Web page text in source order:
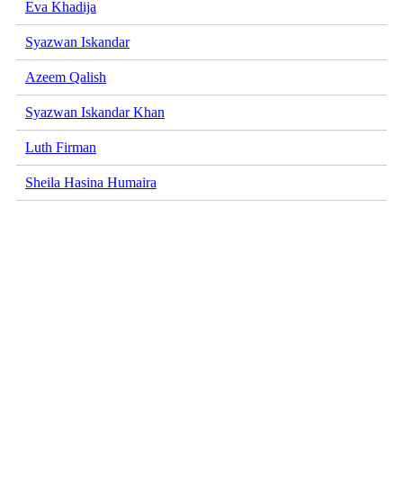
Eva Khadija
Syazwan Iskandar
Azeem Qalish
Syazwan Iskandar Khan
Luth Firman
Sheila Hasina Humaira